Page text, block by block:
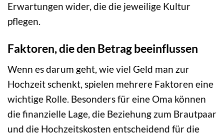
Erwartungen wider, die die jeweilige Kultur
pflegen.
Faktoren, die den Betrag beeinflussen
Wenn es darum geht, wie viel Geld man zur
Hochzeit schenkt, spielen mehrere Faktoren eine
wichtige Rolle. Besonders für eine Oma können
die finanzielle Lage, die Beziehung zum Brautpaar
und die Hochzeitskosten entscheidend für die